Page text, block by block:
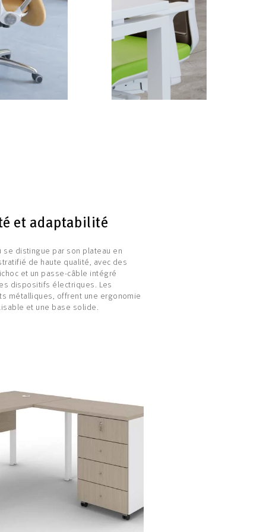
et adaptabilité
se distingue par son plateau en
de haute qualité, avec des
et un passe-câble intégré
dispositifs électriques. Les
métalliques, offrent une ergonomie
et une base solide.